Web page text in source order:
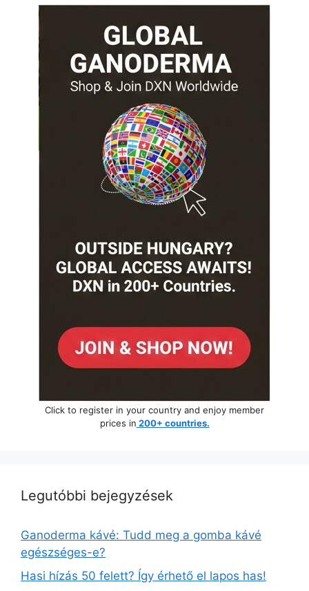
Click to register in your country and enjoy member
prices in 200+ countries.
Legutóbbi bejegyzések
Ganoderma kávé: Tudd meg a gomba kávé
egészséges-e?
Hasi hízás 50 felett? Így érhető el lapos has!